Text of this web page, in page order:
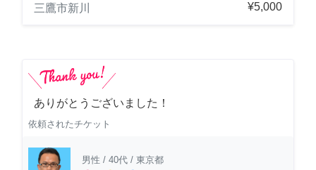
三鷹市新川
¥5,000
ありがとうございました！
依頼されたチケット
男性 / 40代 / 東京都